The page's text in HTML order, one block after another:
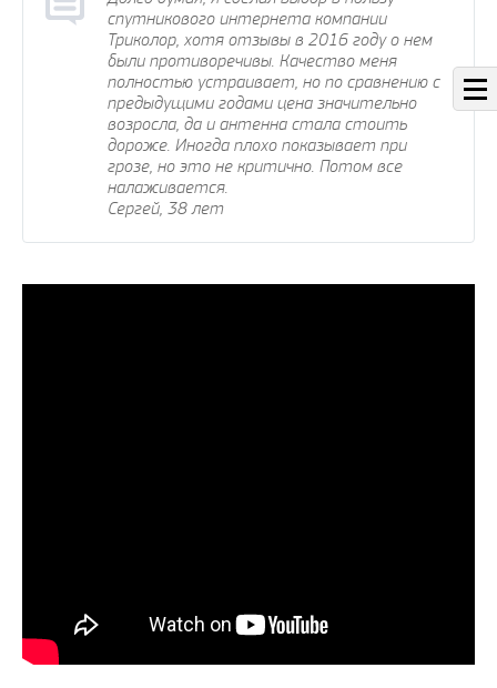
спутникового интернета компании
Триколор, хотя отзывы в 2016 году о нем
были противоречивы. Качество меня
полностью устраивает, но по сравнению с
предыдущими годами цена значительно
возросла, да и антенна стала стоить
дороже. Иногда плохо показывает при
грозе, но это не критично. Потом все
налаживается.
Сергей, 38 лет